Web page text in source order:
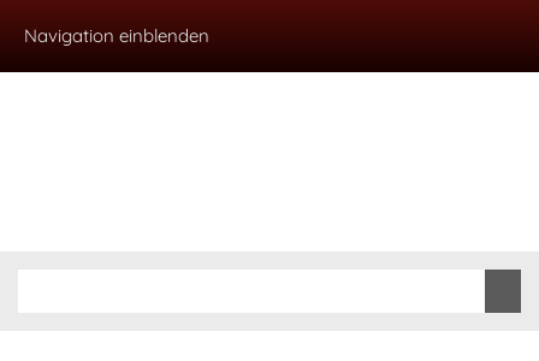
Navigation einblenden